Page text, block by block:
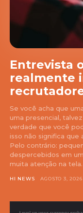
Entrevista
realmente
Se você acha que
uma presencial,
verdade que você
isso não significa que
Pelo contrário:
despercebidos em
muita atenção na
HI NEWS AGOSTO 3, 2026